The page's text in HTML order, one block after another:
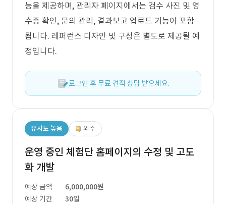
능을 제공하며, 관리자 페이지에서는 검수 사진 및 영
수증 확인, 문의 관리, 결과보고 업로드 기능이 포함
됩니다. 레퍼런스 디자인 및 구성은 별도로 제공될 예
정입니다.
로그인 후 무료 견적 상담 받으세요.
유사도 높음 외주
운영 중인 체험단 홈페이지의 수정 및 고도
화 개발
예상 금액
6,000,000원
예상 기간
30일